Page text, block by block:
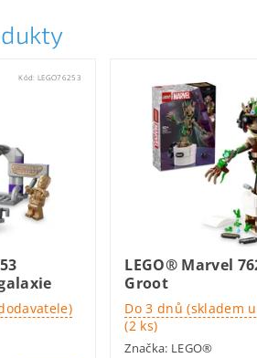
Kód:LEGO76253
LEGO® Marvel
Groot
Do 3 dnů (skladem
(2 ks)
Značka: LEGO®